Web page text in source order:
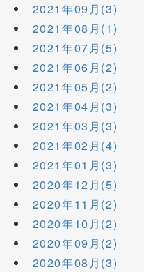
2021年09月(3)
2021年08月(1)
2021年07月(5)
2021年06月(2)
2021年05月(2)
2021年04月(3)
2021年03月(3)
2021年02月(4)
2021年01月(3)
2020年12月(5)
2020年11月(2)
2020年10月(2)
2020年09月(2)
2020年08月(3)